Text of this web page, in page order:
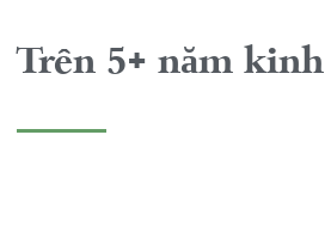
Trên 5+ năm